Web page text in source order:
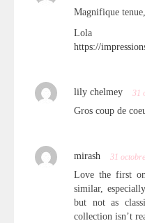
Magnifique
Lola
https://
lily chelmey 31
Gros coup de
mirash 31
Love the first
similar,
but not as
collection isn’t